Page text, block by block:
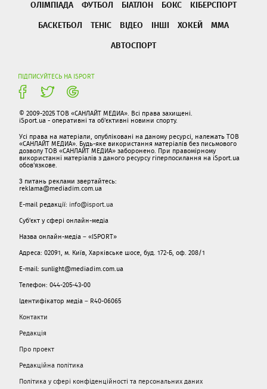
ОЛІМПІАДА ФУТБОЛ БІАТЛОН БОКС
КІБЕРСПОРТ
БАСКЕТБОЛ
ТЕНІС ВІДЕО ІНШІ ХОКЕЙ
ММА
АВТОСПОРТ
ПІДПИСУЙТЕСЬ НА ISPORT
© 2009-2025 ТОВ «САНЛАЙТ МЕДИА». Всі права захищені.
iSport.ua - оперативні та об'єктивні новини спорту.
Усі права на матеріали, опубліковані на даному ресурсі, належать ТОВ
«САНЛАЙТ МЕДИА». Будь-яке використання матеріалів без письмового
дозволу ТОВ «САНЛАЙТ МЕДИА» заборонено. При правомірному
використанні матеріалів з даного ресурсу гіперпосилання на iSport.ua
обов'язкове.
З питань реклами звертайтесь:
reklama@mediadim.com.ua
E-mail редакції: info@isport.ua
Суб'єкт у сфері онлайн-медіа
Назва онлайн-медіа – «ISPORT»
Адреса: 02091, м. Київ, Харківське шосе, буд. 172-Б, оф. 208/1
E-mail: sunlight@mediadim.com.ua
Телефон: 044-205-43-00
Ідентифікатор медіа – R40-06065
Контакти
Редакція
Про проект
Редакційна політика
Політика у сфері конфіденційності та персональних даних